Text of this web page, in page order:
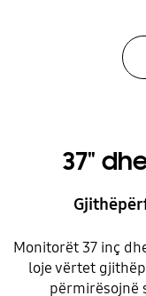
37"
Monitorët 37 inç
loje vërtet
përmirësojnë